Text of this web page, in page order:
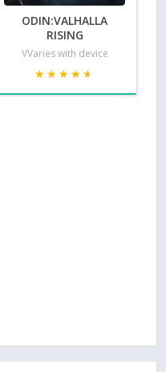
ODIN:VALHALLA
RISING
VVaries with device
★★★★★
★★★★★